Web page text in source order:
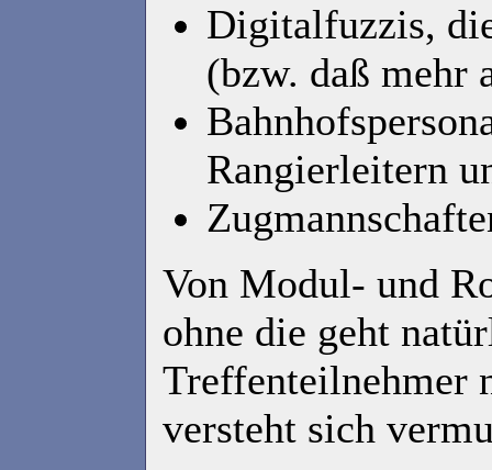
Digitalfuzzis,
(bzw. daß mehr
Rangierleitern
Von Modul- und
ohne die geht
Treffenteilnehmer
versteht sich